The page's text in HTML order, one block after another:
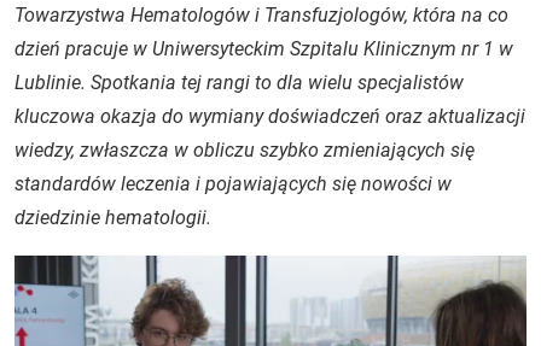
Towarzystwa Hematologów i Transfuzjologów, która na co
dzień pracuje w Uniwersyteckim Szpitalu Klinicznym nr 1 w
Lublinie. Spotkania tej rangi to dla wielu specjalistów
kluczowa okazja do wymiany doświadczeń oraz aktualizacji
wiedzy, zwłaszcza w obliczu szybko zmieniających się
standardów leczenia i pojawiających się nowości w
dziedzinie hematologii.